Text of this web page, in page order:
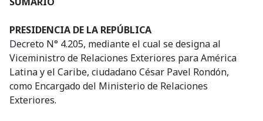
PRESIDENCIA DE LA REPÚBLICA
Decreto N° 4.205, mediante el cual se designa al
Viceministro de Relaciones Exteriores para América
Latina y el Caribe, ciudadano César Pavel Rondón,
como Encargado del Ministerio de Relaciones
Exteriores.